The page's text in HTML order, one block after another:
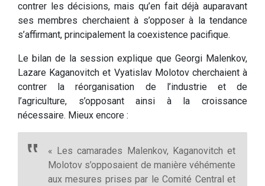
contrer les décisions, mais qu’en fait déjà auparavant
ses membres cherchaient à s’opposer à la tendance
s’affirmant, principalement la coexistence pacifique.
Le bilan de la session explique que Georgi Malenkov,
Lazare Kaganovitch et Vyatislav Molotov cherchaient à
contrer la réorganisation de l’industrie et de
l’agriculture, s’opposant ainsi à la croissance
nécessaire. Mieux encore :
« Les camarades Malenkov, Kaganovitch et
Molotov s’opposaient de manière véhémente
aux mesures prises par le Comité Central et